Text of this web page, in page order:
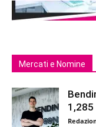
Mercati e Nomine
1,285